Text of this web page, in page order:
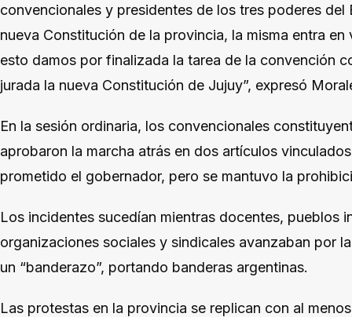
convencionales y presidentes de los tres poderes
nueva Constitución de la provincia, la misma entra
esto damos por finalizada la tarea de la convención
jurada la nueva Constitución de Jujuy”, expresó
En la sesión ordinaria, los convencionales
aprobaron la marcha atrás en dos artículos
prometido el gobernador, pero se mantuvo la
Los incidentes sucedían mientras docentes, pueblos
organizaciones sociales y sindicales avanzaban por
un “banderazo”, portando banderas argentinas.
Las protestas en la provincia se replican con al